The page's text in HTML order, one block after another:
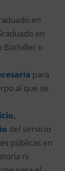
en
en
Bachiller o
para
al que se
del servicio
públicas en
ni